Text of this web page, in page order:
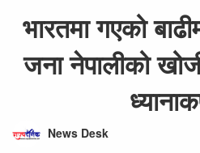
भारतमा गएको
जना नेपालीको
News Desk